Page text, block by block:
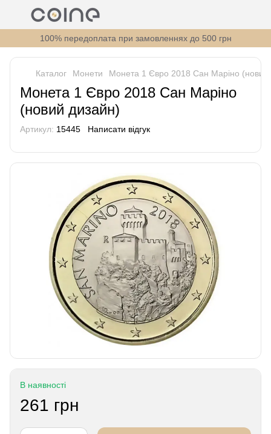
100% передоплата при замовленнях до 500 грн
Каталог Монети Монета 1 Євро 2018 Сан Маріно (новий
Монета 1 Євро 2018 Сан Маріно
(новий дизайн)
Артикул: 15445 Написати відгук
В наявності
261 грн